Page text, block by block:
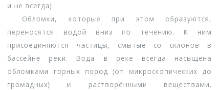
и не всегда).
Обломки, которые при этом образуются,
переносятся водой вниз по течению. К ним
присоединяются частицы, смытые со склонов в
бассейне реки. Вода в реке всегда насыщена
обломками горных пород (от микроскопических до
громадных) и растворёнными веществами.